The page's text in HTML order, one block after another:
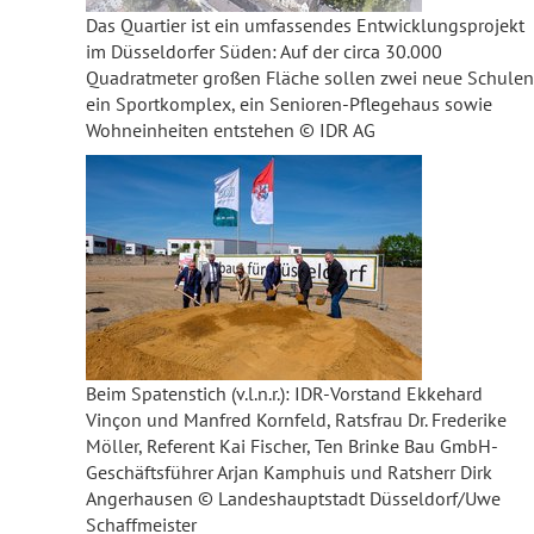
Das Quartier ist ein umfassendes Entwicklungsprojekt
im Düsseldorfer Süden: Auf der circa 30.000
Quadratmeter großen Fläche sollen zwei neue
ein Sportkomplex, ein Senioren-Pflegehaus sowie
Wohneinheiten entstehen © IDR AG
Beim Spatenstich (v.l.n.r.): IDR-Vorstand Ekkehard
Vinçon und Manfred Kornfeld, Ratsfrau Dr. Frederike
Möller, Referent Kai Fischer, Ten Brinke Bau GmbH-
Geschäftsführer Arjan Kamphuis und Ratsherr Dirk
Angerhausen © Landeshauptstadt Düsseldorf/Uwe
Schaffmeister